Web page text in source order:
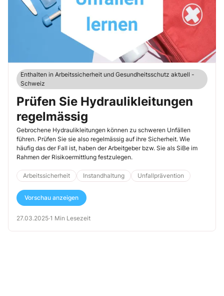
Enthalten in Arbeitssicherheit und Gesundheitsschutz aktuell -
Schweiz
Prüfen Sie Hydraulikleitungen
regelmässig
Gebrochene Hydraulikleitungen können zu schweren Unfällen
führen. Prüfen Sie sie also regelmässig auf ihre Sicherheit. Wie
häufig das der Fall ist, haben der Arbeitgeber bzw. Sie als SiBe im
Rahmen der Risikoermittlung festzulegen.
Arbeitssicherheit Instandhaltung Unfallprävention
Vorschau anzeigen
27.03.2025·1 Min Lesezeit